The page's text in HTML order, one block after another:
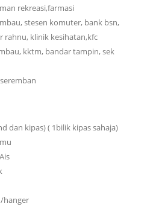
rekreasi,farmasi
stesen komuter, bank bsn,
rahnu, klinik kesihatan,kfc
kktm, bandar tampin, sek
dan kipas) ( 1bilik kipas sahaja)
hanger